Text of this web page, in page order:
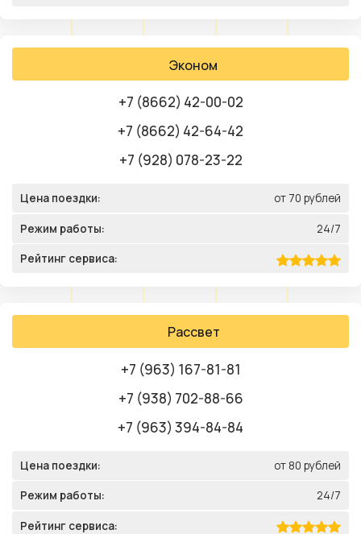
Эконом
+7 (8662) 42-00-02
+7 (8662) 42-64-42
+7 (928) 078-23-22
Цена поездки: от 70 рублей
Режим работы: 24/7
Рейтинг сервиса:
Рассвет
+7 (963) 167-81-81
+7 (938) 702-88-66
+7 (963) 394-84-84
Цена поездки: от 80 рублей
Режим работы: 24/7
Рейтинг сервиса: